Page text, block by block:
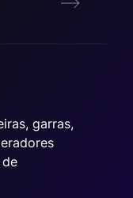
garras,